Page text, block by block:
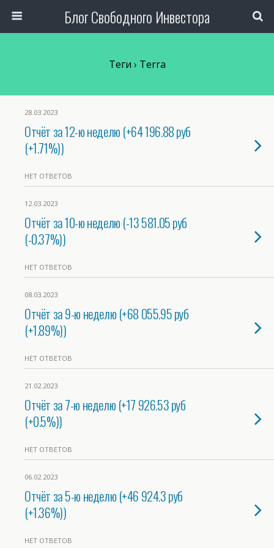
Блог Свободного Инвестора
Теги › Terra
28.03.2023
Отчёт за 12-ю неделю (+64 196.88 руб
(+1.71%))
НЕТ ОТВЕТОВ
12.03.2023
Отчёт за 10-ю неделю (-13 581.05 руб
(-0.37%))
НЕТ ОТВЕТОВ
08.03.2023
Отчёт за 9-ю неделю (+68 055.95 руб
(+1.89%))
НЕТ ОТВЕТОВ
21.02.2023
Отчёт за 7-ю неделю (+17 926.53 руб
(+0.5%))
НЕТ ОТВЕТОВ
06.02.2023
Отчёт за 5-ю неделю (+46 924.3 руб
(+1.36%))
НЕТ ОТВЕТОВ